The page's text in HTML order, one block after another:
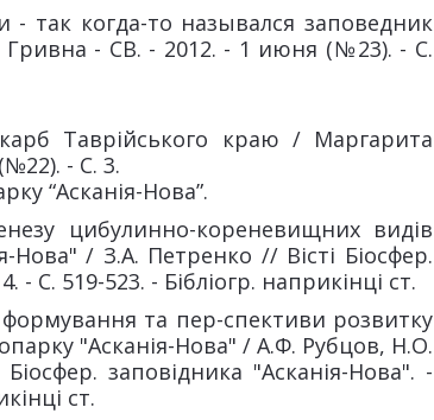
так когда-то назывался заповедник
- СВ. - 2012. - 1 июня (№23). - С.
Таврійського краю / Маргарита
- С. 3.
“Асканія-Нова”.
цибулинно-кореневищних видів
/ З.А. Петренко // Вісті Біосфер.
С. 519-523. - Бібліогр. наприкінці ст.
та пер-спективи розвитку
"Асканія-Нова" / А.Ф. Рубцов, Н.О.
заповідника "Асканія-Нова". -
ст.